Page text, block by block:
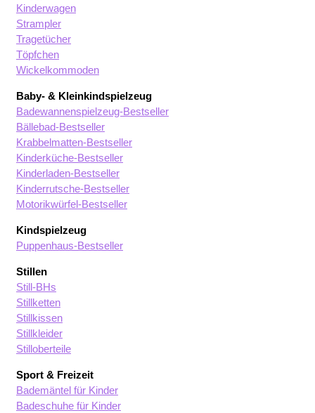
Kinderwagen
Strampler
Tragetücher
Töpfchen
Wickelkommoden
Baby- & Kleinkindspielzeug
Badewannenspielzeug-Bestseller
Bällebad-Bestseller
Krabbelmatten-Bestseller
Kinderküche-Bestseller
Kinderladen-Bestseller
Kinderrutsche-Bestseller
Motorikwürfel-Bestseller
Kindspielzeug
Puppenhaus-Bestseller
Stillen
Still-BHs
Stillketten
Stillkissen
Stillkleider
Stilloberteile
Sport & Freizeit
Bademäntel für Kinder
Badeschuhe für Kinder